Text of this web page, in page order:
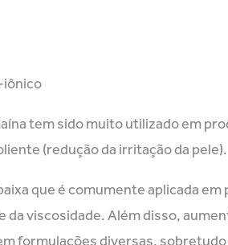
iônico
tem sido muito utilizado em
(redução da irritação da pele).
que é comumente aplicada
da viscosidade. Além disso,